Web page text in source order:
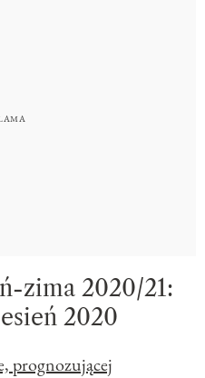
zima 2020/21:
2020
prognozującej